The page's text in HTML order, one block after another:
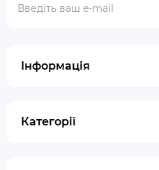
Інформація
Категорії